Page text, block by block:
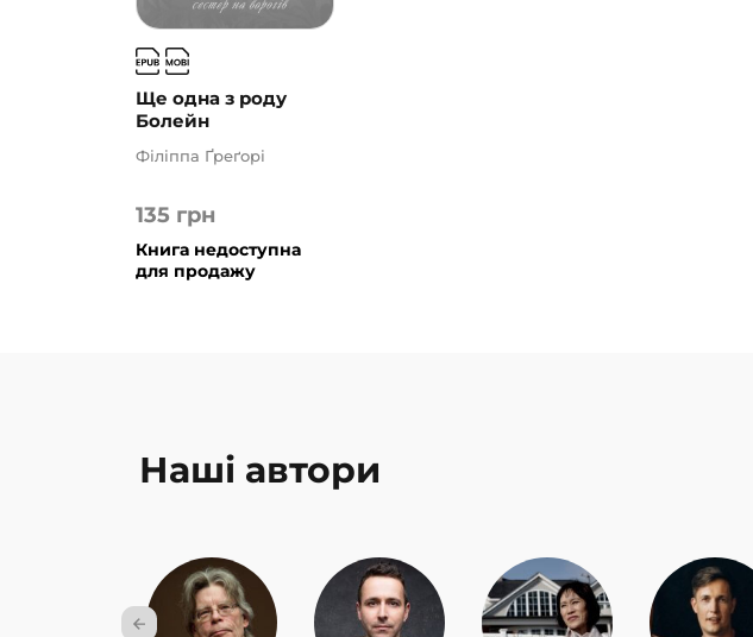
Ще одна з роду
Болейн
135 грн
Філіппа Ґреґорі
Книга недоступна
для продажу
Наші автори